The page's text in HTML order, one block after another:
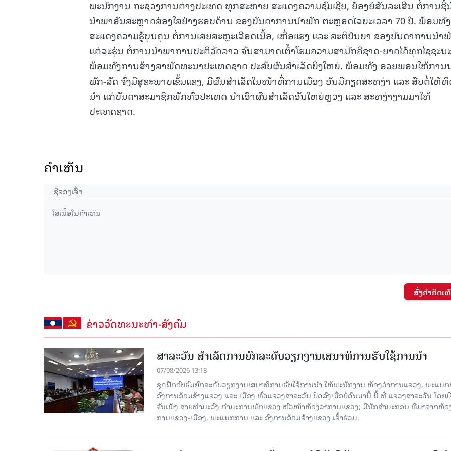
ພະນັກງານ ກະຊວງການຕ່າງປະເທດ ທຸກສະຫາຍ ສະແດງຄວາມຊົມເຊີຍ, ຍ້ອງຍໍສັນລະເສີນ ຕໍ່ການຊີ້
ນໍາພາອັນສະຫຼາດສ່ອງໃສຢ່າງຮອບດ້ານ ຂອງບັນດາການນໍາພັກ ຕະຫຼອດໄລຍະເວລາ 70 ປີ. ພ້ອມທັງ
ສະແດງຄວາມຮູ້ບຸນຄຸນ ຕໍ່ການເສຍສະຫຼະເລືອດເນື້ອ, ເຫື່ອແຮງ ແລະ ສະຕິປັນຍາ ຂອງບັນດາການນໍາ
ແຕ່ລະຮຸ່ນ ຕໍ່ການນໍາພາການປະຕິວັດລາວ ຈົນສາມາດເຕົ້າໂຮມຄວາມສາມັກຄີຊາດ-ຍາດໄດ້ທຸກໄຊຊະນ
ພ້ອມທັງການສ້າງສາພັດທະນາປະເທດຊາດ ປະສົບຜົນສໍາເລັດຍິ່ງໃຫຍ່. ພ້ອມທັງ ອວຍພອນໃຫ້ການ
ພັກ-ລັດ ຈົ່ງມີສຸຂະພາບເຂັ້ມແຂງ, ມີຜົນສໍາເລັດໃນໜ້າທີ່ການເມືອງ ອັນມີກຽດສະຫງ່າ ແລະ ສືບຕໍ່ໃຫ້
ນໍາ ແກ່ບັນດາສະມາຊິກພັກທົ່ວປະເທດ ນໍາເອົາຜົນສໍາເລັດອັນໃຫຍ່ຫຼວງ ແລະ ສະຫງ່າງາມມາໃຫ້
ປະເທດຊາດ.
ຄໍາເຫັນ
ສົ່ງຄໍາຄິດເ
ຂ່າວວັດທະນະທຳ-ສັງຄົມ
ສາລະວັນ ສໍາເລັດການຍົກລະດັບວຽກງານເສນາທິການຮັບໃຊ້ການນໍາ
07/08/2026 13:18
ຊຸດຝຶກອົບຮົມຍົກລະດັບວຽກງານເສນາທິການຮັບໃຊ້ການນໍາ ໃຫ້ພະນັກງານ ຫ້ອງວ່າການແຂວງ, ພະແນ
ອົງການອ້ອມຂ້າງແຂວງ ແລະ ເມືອງ ທົ່ວແຂວງສາລະວັນ ປິດລົງເມື່ອ​ບໍ່​ດົນ​ມາ​ນີ້ ນີ້ ທີ່ ແຂວງສາລະວັນ ໂດຍ​
ຈັນເພັງ ສາຍທຳມະວົງ ກຳມະການພັກແຂວງ ຫົວໜ້າຫ້ອງວ່າການແຂວງ; ມີນັກສຳມະກອນ ທີ່ມາຈາກຫ້ອ
ການແຂວງ-ເມືອງ, ພະແນກການ ແລະ ອົງການອ້ອມຂ້າງແຂວງ ເຂົ້າຮ່ວມ.